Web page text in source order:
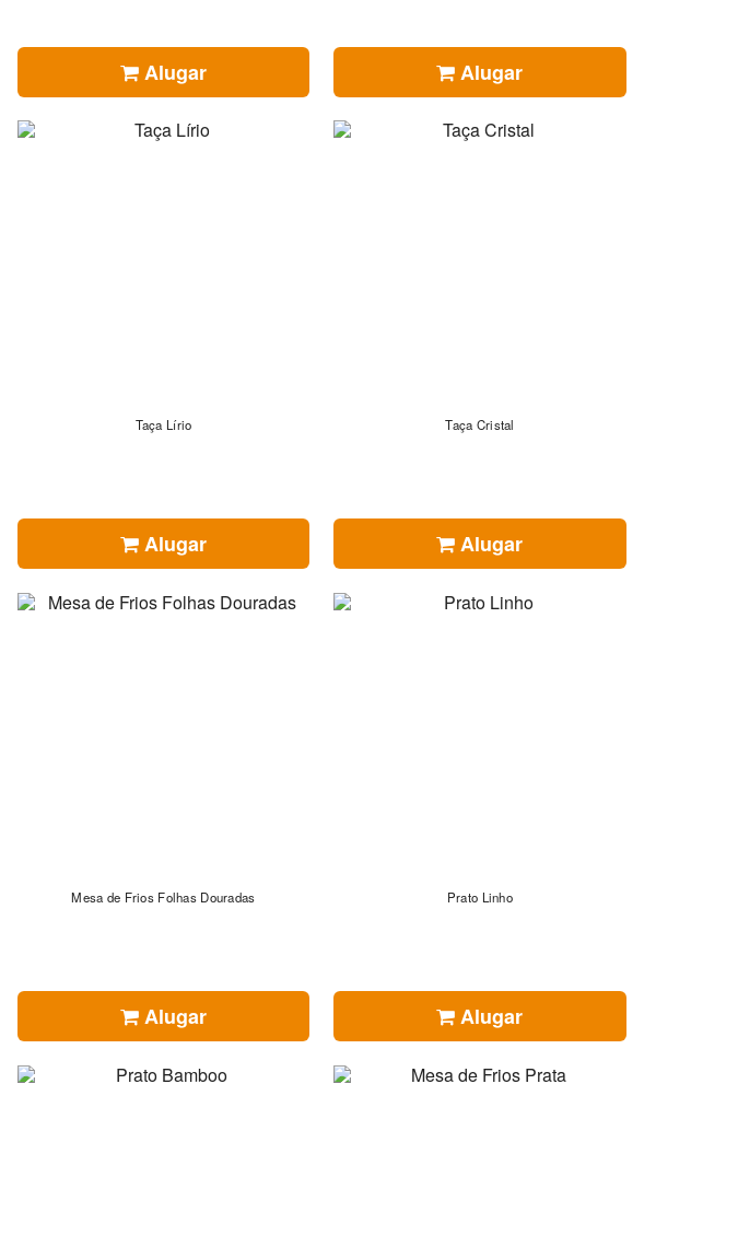
Alugar Alugar
Taça Lírio
Alugar
Taça Cristal
Alugar
Mesa de Frios Folhas Douradas
Alugar
Prato Linho
Alugar